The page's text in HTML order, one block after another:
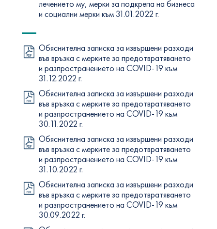
лечението му, мерки за подкрепа на бизнеса
и социални мерки към 31.01.2022 г.
Обяснителна записка за извършени разходи
във връзка с мерките за предотвратяването
и разпространението на COVID-19 към
31.12.2022 г.
Обяснителна записка за извършени разходи
във връзка с мерките за предотвратяването
и разпространението на COVID-19 към
30.11.2022 г.
Обяснителна записка за извършени разходи
във връзка с мерките за предотвратяването
и разпространението на COVID-19 към
31.10.2022 г.
Обяснителна записка за извършени разходи
във връзка с мерките за предотвратяването
и разпространението на COVID-19 към
30.09.2022 г.